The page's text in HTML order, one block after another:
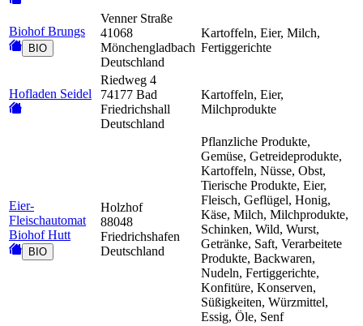
Biohof Brungs
BIO
Venner Straße
41068
Mönchengladbach
Deutschland
Kartoffeln, Eier, Milch,
Fertiggerichte
Hofladen Seidel
Riedweg 4
74177 Bad
Friedrichshall
Deutschland
Kartoffeln, Eier,
Milchprodukte
Eier-
Fleischautomat
Biohof Hutt
BIO
Holzhof
88048
Friedrichshafen
Deutschland
Pflanzliche Produkte,
Gemüse, Getreideprodukte,
Kartoffeln, Nüsse, Obst,
Tierische Produkte, Eier,
Fleisch, Geflügel, Honig,
Käse, Milch, Milchprodukte,
Schinken, Wild, Wurst,
Getränke, Saft, Verarbeitete
Produkte, Backwaren,
Nudeln, Fertiggerichte,
Konfitüre, Konserven,
Süßigkeiten, Würzmittel,
Essig, Öle, Senf